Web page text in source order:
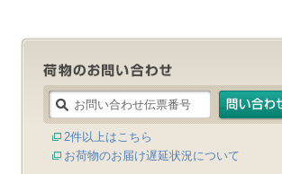
2件以上はこちら
お荷物のお届け遅延状況について